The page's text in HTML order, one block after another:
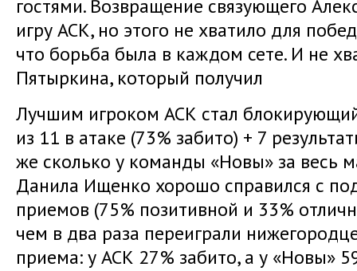
гостями. Возвращение связующего
игру АСК, но этого не хватило для
что борьба была в каждом сете. И не
Пятыркина, который получил
Лучшим игроком АСК стал
из 11 в атаке (73% забито) + 7
же сколько у команды «Новы» за весь
Данила Ищенко хорошо справился с
приемов (75% позитивной и 33%
чем в два раза переиграли
приема: у АСК 27% забито, а у «Новы»